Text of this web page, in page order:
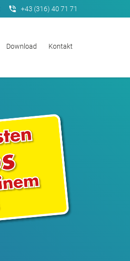
+43 (316) 40 71 71
Download Kontakt